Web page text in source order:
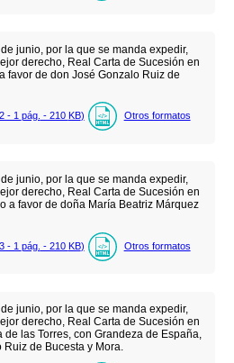
junio, por la que se manda expedir,
derecho, Real Carta de Sucesión en
favor de don José Gonzalo Ruiz de
- 1 pág. - 210 KB) Otros formatos
junio, por la que se manda expedir,
derecho, Real Carta de Sucesión en
a favor de doña María Beatriz Márquez
- 1 pág. - 210 KB) Otros formatos
junio, por la que se manda expedir,
derecho, Real Carta de Sucesión en
las Torres, con Grandeza de España,
de Bucesta y Mora.